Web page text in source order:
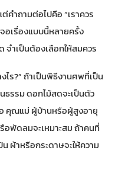
คำถามต่อไปคือ “เราควร
อเรื่องแบบนี้หลายครั้ง
จำเป็นต้องเลือกให้สมควร
ร?” ถ้าเป็นพิธีงานศพที่เป็น
รรม ดอกไม้สดจะเป็นตัว
คุณแม่ ผู้บ้านหรือผู้สูงอายุ
พัดลมจะเหมาะสม ถ้าคนที่
ผ้าหรือกระดาษจะให้ความ